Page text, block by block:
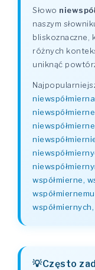
Słowo
naszym
bliskoznaczne,
różnych
uniknąć
współmierne,
Często